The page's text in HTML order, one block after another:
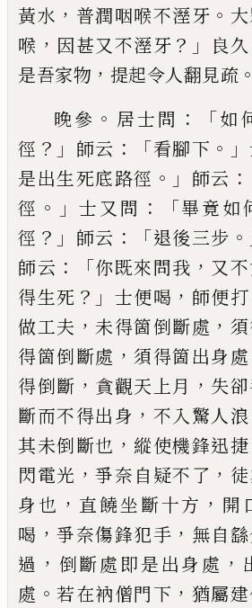
黃水 ， 普潤咽喉不溼牙 。 大
喉 ， 因甚又不溼牙 ？」 良久
是吾家物 ， 提起令人翻見疏
晚參 。 居士問 ：「如
徑 ？」 師云 ：「看腳下 。」
是出生死底路徑 。」 師云
徑 。」士又問 ：「畢竟如
徑 ？」 師云 ：「退後三步 。
師云 ：「你既來問我 ， 又
得生死 ？」 士便喝 ， 師便打
做工夫 ， 未得箇倒斷處 ，
得箇倒斷處 ， 須得箇出身處
得倒斷 ， 貪觀天上月 ， 失
斷而不得出身 ， 不入驚人浪
其未倒斷也 ， 縱使機鋒迅捷
閃電光 ，爭奈自疑不了 ，
身也 ， 直饒坐斷十方 ， 開
喝 ，爭奈傷鋒犯手 ， 無自
過 ， 倒斷處即是出身處 ，
處 。若在衲僧門下 ， 猶屬